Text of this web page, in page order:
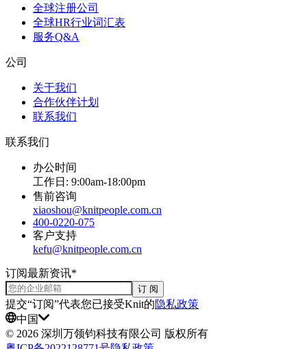
全球注册公司
全球HR行业词汇表
服务Q&A
公司
关于我们
合作伙伴计划
联系我们
联系我们
办公时间
工作日: 9:00am-18:00pm
售前咨询
xiaoshou@knitpeople.com.cn
400-0220-075
客户支持
kefu@knitpeople.com.cn
订阅最新资讯*
订 阅
提交“订阅”代表您已接受Knit的隐私政策
中国
© 2026 深圳万领钧科技有限公司 版权所有